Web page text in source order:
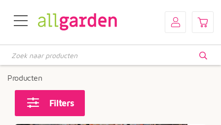
zoeken
Producten
Filters